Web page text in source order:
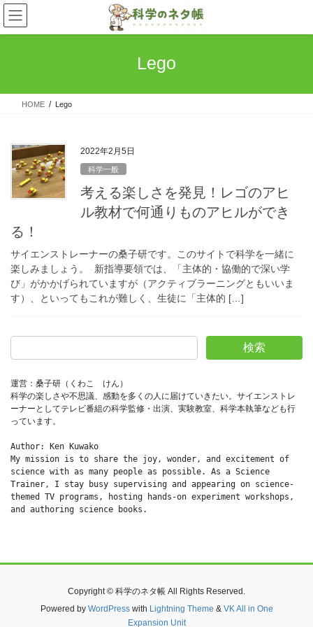
コ
ン
テ
ス
ナ
ビ
ゲ
ン
Lego
HOME Lego
2022年2月5日
科学一般
考える楽しさを発見！レゴのアヒ
ル教材で何通りものアヒルができ
る！
サイエンストレーナーの桑子研です。このサイトで科学を一緒に
楽しみましょう。 新指導要領では、「主体的・協働的で深い学
び」がかかげられていますが（アクティブラーニングともいいま
す）、といってもこれが難しく、生徒に「主体的 […]
検索
運営：桑子研（くわこ　けん）
科学の楽しさや不思議、感動を多くの人に届けていきたい。サイエンストレ
ーナーとしてテレビ番組の科学監修・出演、実験教室、科学本執筆なども行
っています。
Author: Ken Kuwako
My mission is to share the joy, wonder, and excitement of
science with as many people as possible. As a Science
Trainer, I stay busy supervising and appearing on science-
themed TV programs, hosting hands-on experiment workshops,
and authoring science books.
Copyright © 科学のネタ帳 All Rights Reserved.
Powered by WordPresswith Lightning Theme & VK All in One
Expansion Unit